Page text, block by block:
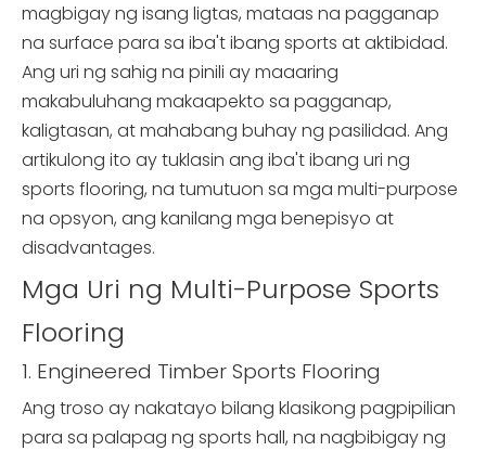
magbigay ng isang ligtas, mataas na pagganap
na surface para sa iba't ibang sports at aktibidad.
Ang uri ng sahig na pinili ay maaaring
makabuluhang makaapekto sa pagganap,
kaligtasan, at mahabang buhay ng pasilidad. Ang
artikulong ito ay tuklasin ang iba't ibang uri ng
sports flooring, na tumutuon sa mga multi-purpose
na opsyon, ang kanilang mga benepisyo at
disadvantages.
Mga Uri ng Multi-Purpose Sports
Flooring
1. Engineered Timber Sports Flooring
Ang troso ay nakatayo bilang klasikong pagpipilian
para sa palapag ng sports hall, na nagbibigay ng